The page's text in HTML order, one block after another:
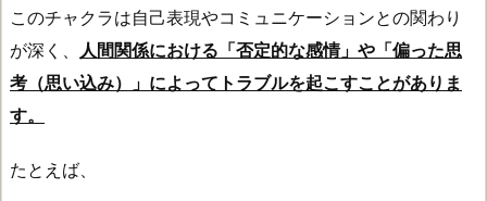
このチャクラは自己表現やコミュニケーションとの関わり
が深く、
人間関係における「否定的な感情」や「偏った思
考（思い込み）」によってトラブルを起こすことがありま
す。
たとえば、